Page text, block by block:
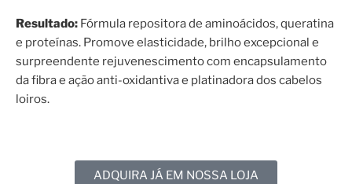
Resultado: Fórmula repositora de aminoácidos, queratina
e proteínas. Promove elasticidade, brilho excepcional e
surpreendente rejuvenescimento com encapsulamento
da fibra e ação anti-oxidantiva e platinadora dos cabelos
loiros.
ADQUIRA JÁ EM NOSSA LOJA